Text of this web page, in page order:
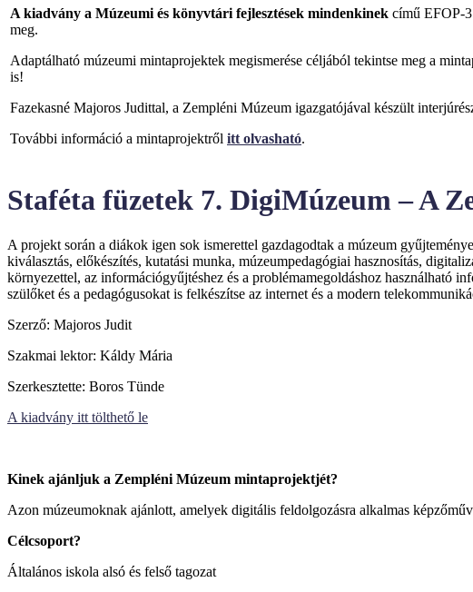
A kiadvány a Múzeumi és könyvtári fejlesztések mindenkinek című EFOP-
meg.
Adaptálható múzeumi mintaprojektek megismerése céljából tekintse meg a
is!
Fazekasné Majoros Judittal, a Zempléni Múzeum igazgatójával készült
További információ a mintaprojektről itt olvasható.
Staféta füzetek 7. DigiMúzeum – A
A projekt során a diákok igen sok ismerettel gazdagodtak a múzeum
kiválasztás, előkészítés, kutatási munka, múzeumpedagógiai hasznosítás,
környezettel, az információgyűjtéshez és a problémamegoldáshoz használható
szülőket és a pedagógusokat is felkészítse az internet és a modern
Szerző: Majoros Judit
Szakmai lektor: Káldy Mária
Szerkesztette: Boros Tünde
A kiadvány itt tölthető le
Kinek ajánljuk a Zempléni Múzeum mintaprojektjét?
Azon múzeumoknak ajánlott, amelyek digitális feldolgozásra alkalmas
Célcsoport?
Általános iskola alsó és felső tagozat